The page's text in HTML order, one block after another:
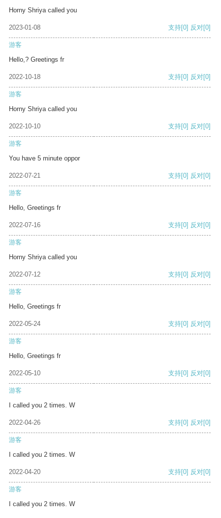
Horny Shriya called you
2023-01-08 支持[0] 反对[0]
游客
Hello,? Greetings fr
2022-10-18 支持[0] 反对[0]
游客
Horny Shriya called you
2022-10-10 支持[0] 反对[0]
游客
You have 5 minute oppor
2022-07-21 支持[0] 反对[0]
游客
Hello, Greetings fr
2022-07-16 支持[0] 反对[0]
游客
Horny Shriya called you
2022-07-12 支持[0] 反对[0]
游客
Hello, Greetings fr
2022-05-24 支持[0] 反对[0]
游客
Hello, Greetings fr
2022-05-10 支持[0] 反对[0]
游客
I called you 2 times. W
2022-04-26 支持[0] 反对[0]
游客
I called you 2 times. W
2022-04-20 支持[0] 反对[0]
游客
I called you 2 times. W